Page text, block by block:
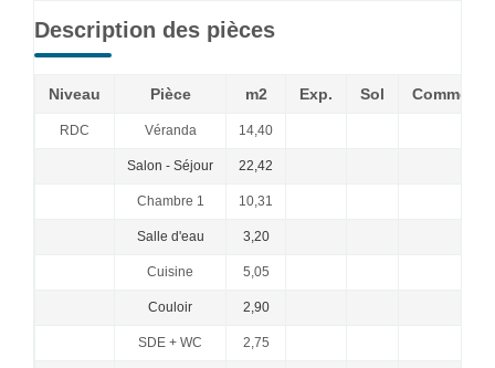
Description des pièces
Niveau Pièce m2 Exp. Sol
RDC Véranda 14,40
Salon - Séjour 22,42
Chambre 1 10,31
Salle d'eau 3,20
Cuisine 5,05
Couloir 2,90
SDE + WC 2,75